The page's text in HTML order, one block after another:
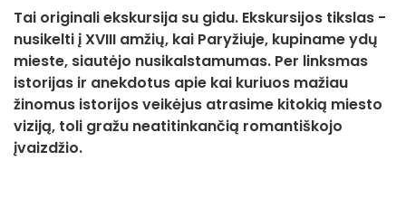
Tai originali ekskursija su gidu. Ekskursijos tikslas -
nusikelti į XVIII amžių, kai Paryžiuje, kupiname ydų
mieste, siautėjo nusikalstamumas. Per linksmas
istorijas ir anekdotus apie kai kuriuos mažiau
žinomus istorijos veikėjus atrasime kitokią miesto
viziją, toli gražu neatitinkančią romantiškojo
įvaizdžio.